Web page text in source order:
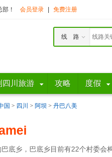
！ 会员登录 免费注册
线 路
四川旅游 攻略 度假
国 > 四川 > 阿坝 > 丹巴八美
底乡，巴底乡目前有22个村委